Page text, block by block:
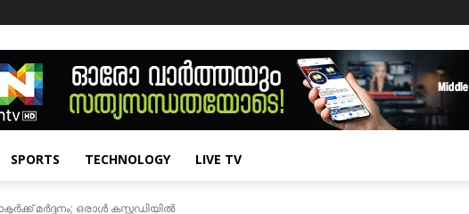
SPORTS TECHNOLOGY LIVE TV
മർദ്ദനം; ഒരാൾ കസ്റ്റഡിയിൽ